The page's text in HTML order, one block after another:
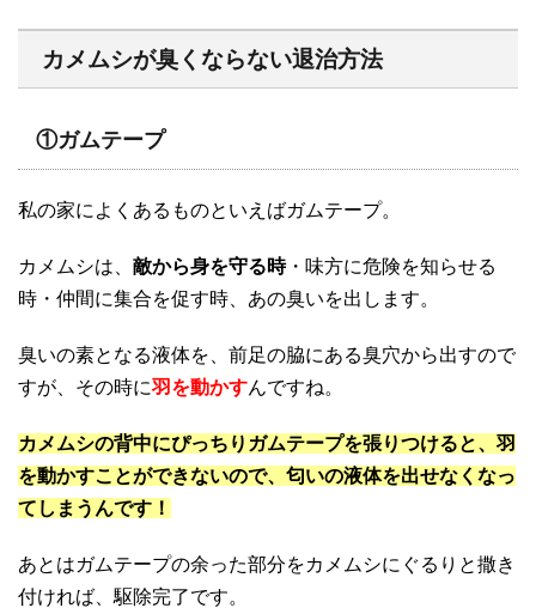
カメムシが臭くならない退治方法
①ガムテープ
私の家によくあるものといえばガムテープ。
カメムシは、 敵から身を守る時・味方に危険を知らせる
時・仲間に集合を促す時、あの臭いを出します。
臭いの素となる液体を、前足の脇にある臭穴から出すので
すが、その時に羽を動かすんですね。
カメムシの背中にぴっちりガムテープを張りつけると、羽
を動かすことができないので、匂いの液体を出せなくなっ
てしまうんです！
あとはガムテープの余った部分をカメムシにぐるりと撒き
付ければ、駆除完了です。